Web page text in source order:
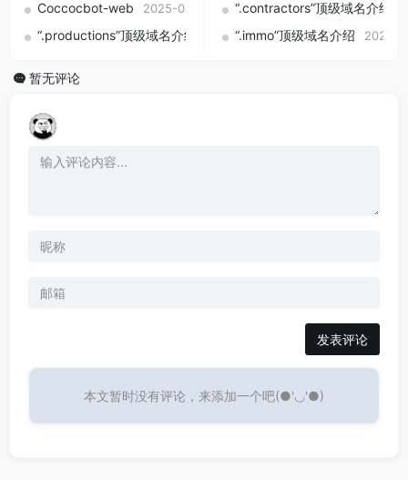
Coccocbot-web 2025-04-13 “.contractors”顶级域名介绍
“.productions”顶级域名介绍 2025-09-01
“.immo”顶级域名介绍 2025-
暂无评论
发表评论
本文暂时没有评论，来添加一个吧(●'◡'●)